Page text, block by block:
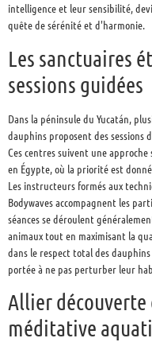
intelligence et leur sensibilité,
quête de sérénité et d'harmonie.
Les sanctuaires
sessions guidées
Dans la péninsule du Yucatán,
dauphins proposent des sessions
Ces centres suivent une approche
en Égypte, où la priorité est
Les instructeurs formés aux
Bodywaves accompagnent les
séances se déroulent
animaux tout en maximisant la
dans le respect total des
portée à ne pas perturber leur
Allier
méditative